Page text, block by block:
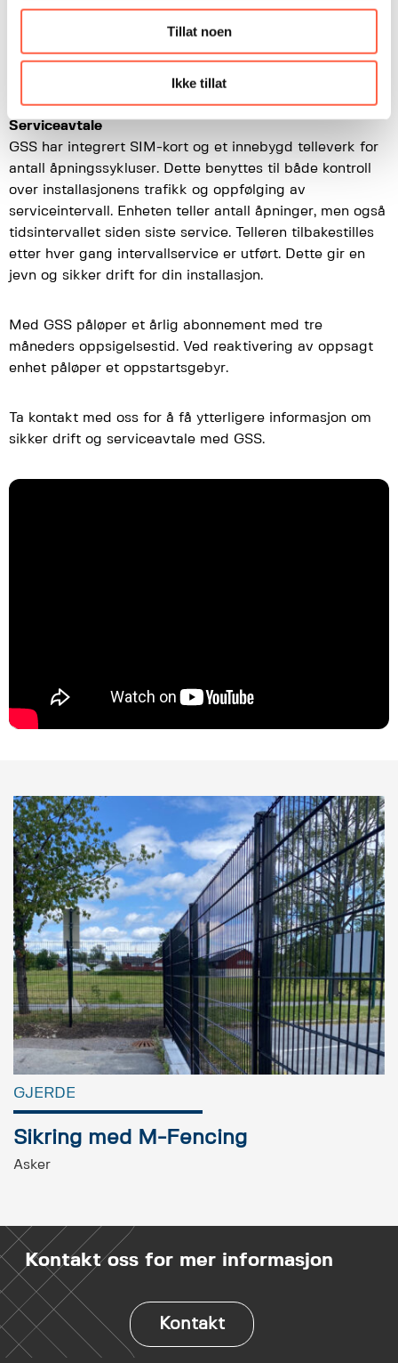
Tillat noen
Ikke tillat
Du kan velge å motta alarmer via SMS. Det kan f.eks.
være en foldeport inn til en byggeplass som ikke
stenger når den skal, og det vil da bli sendt melding fra
Serviceavtale
GSS har integrert SIM-kort og et innebygd telleverk for
antall åpningssykluser. Dette benyttes til både kontroll
over installasjonens trafikk og oppfølging av
serviceintervall. Enheten teller antall åpninger, men også
tidsintervallet siden siste service. Telleren tilbakestilles
etter hver gang intervallservice er utført. Dette gir en
jevn og sikker drift for din installasjon.
Med GSS påløper et årlig abonnement med tre
måneders oppsigelsestid. Ved reaktivering av oppsagt
enhet påløper et oppstartsgebyr.
Ta kontakt med oss for å få ytterligere informasjon om
sikker drift og serviceavtale med GSS.
GJERDE
Sikring med M-Fencing
Asker
Kontakt oss for mer informasjon
Kontakt